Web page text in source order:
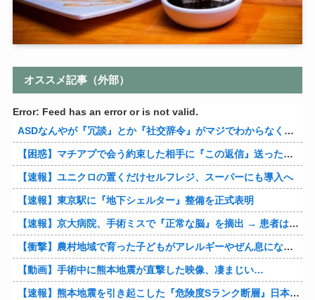
オススメ記事（外部）
Error: Feed has an error or is not valid.
ASDなんやが『冗談』とか『社交辞令』がマジでわからなくて怖い
【困惑】マチアプで会う約束した相手に『この返信』送ったらブロックされたんやが…
【速報】ユニクロの置くだけセルフレジ、スーパーにも導入へ
【速報】東京駅に『地下シェルター』整備を正式表明
【速報】京大病院、手術ミスで『正常な脳』を摘出 → 患者は自発呼吸不可能な植物状態に
【衝撃】農村地域で育った子どもがアレルギーやぜん息になりにくい『農場効果』を引き起こす細菌が判明
【動画】手術中に熊本地震が直撃した映像、凄まじい…
【速報】熊本地震を引き起こした『危険度Sランク断層』日本のド真ん中に10カ所もあると判明